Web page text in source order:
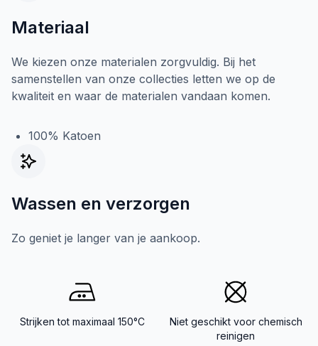
Materiaal
We kiezen onze materialen zorgvuldig. Bij het
samenstellen van onze collecties letten we op de
kwaliteit en waar de materialen vandaan komen.
100% Katoen
Wassen en verzorgen
Zo geniet je langer van je aankoop.
Strijken tot maximaal 150°C
Niet geschikt voor chemisch
reinigen